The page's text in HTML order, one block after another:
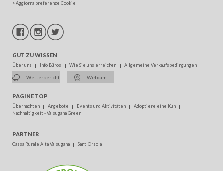
>Aggiorna preferenze Cookie
GUT ZU WISSEN
Über uns Info Büros Wie Sie uns erreichen Allgemeine Verkaufsbedingungen
Wetterbericht Webcam
PAGINE TOP
Übernachten Angebote Events und Aktivitäten
Adoptiere eine Kuh
Nachhaltigkeit - Valsugana Green
PARTNER
Cassa Rurale Alta Valsugana Sant'Orsola